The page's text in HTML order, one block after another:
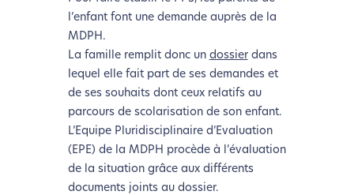
l’enfant font une demande auprès de la
MDPH.
La famille remplit donc un dossierdans
lequel elle fait part de ses demandes et
de ses souhaits dont ceux relatifs au
parcours de scolarisation de son enfant.
L’Equipe Pluridisciplinaire d’Evaluation
(EPE) de la MDPH procède à l’évaluation
de la situation grâce aux différents
documents joints au dossier.